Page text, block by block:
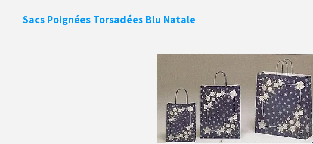
Sacs Poignées Torsadées Blu Natale